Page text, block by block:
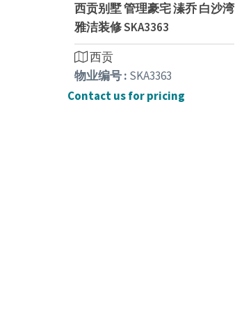
西贡别墅 管理豪宅 溱乔 白沙湾
雅洁装修 SKA3363
西贡
物业编号 : SKA3363
Contact us for pricing